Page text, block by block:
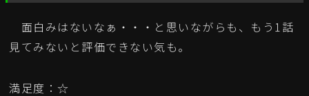
面白みはないなぁ・・・と思いながらも、もう1話
見てみないと評価できない気も。
満足度：☆